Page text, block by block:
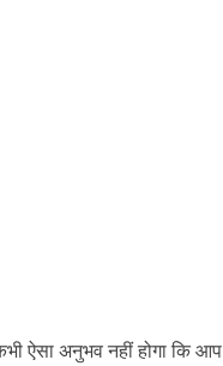
ऐसा अनुभव नहीं होगा कि आप